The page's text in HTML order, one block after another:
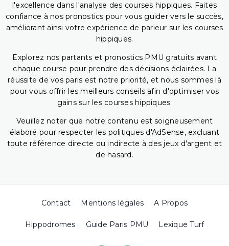
l'excellence dans l'analyse des courses hippiques. Faites
confiance à nos pronostics pour vous guider vers le succès,
améliorant ainsi votre expérience de parieur sur les courses
hippiques.
Explorez nos partants et pronostics PMU gratuits avant
chaque course pour prendre des décisions éclairées. La
réussite de vos paris est notre priorité, et nous sommes là
pour vous offrir les meilleurs conseils afin d'optimiser vos
gains sur les courses hippiques.
Veuillez noter que notre contenu est soigneusement
élaboré pour respecter les politiques d'AdSense, excluant
toute référence directe ou indirecte à des jeux d'argent et
de hasard.
Contact Mentions légales A Propos
Hippodromes Guide Paris PMU Lexique Turf